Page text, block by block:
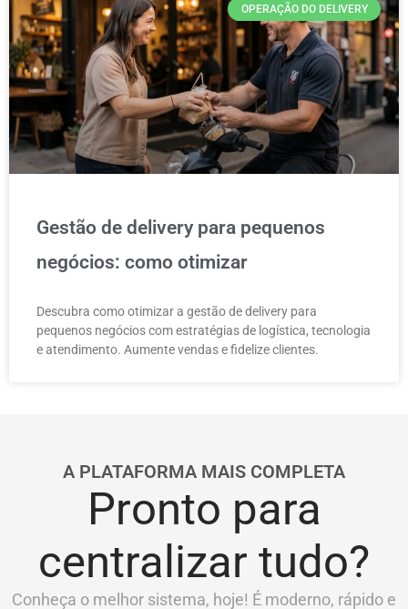
OPERAÇÃO DO DELIVERY
Gestão de delivery para pequenos
negócios: como otimizar
Descubra como otimizar a gestão de delivery para
pequenos negócios com estratégias de logística, tecnologia
e atendimento. Aumente vendas e fidelize clientes.
A PLATAFORMA MAIS COMPLETA
Pronto para
centralizar tudo?
Conheça o melhor sistema, hoje! É moderno, rápido e